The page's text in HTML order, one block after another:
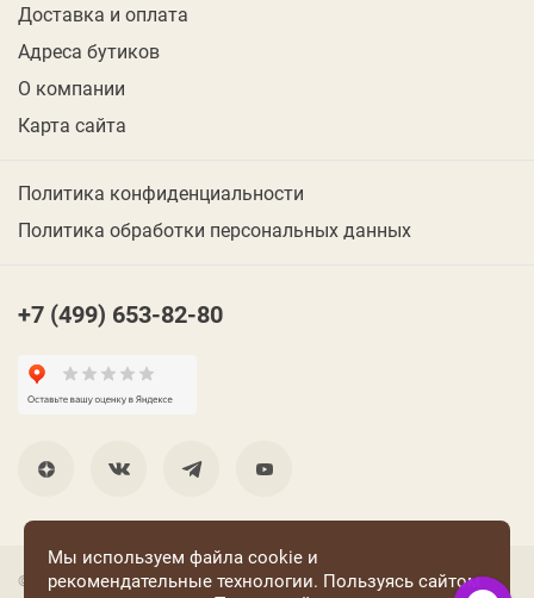
Доставка и оплата
Адреса бутиков
О компании
Карта сайта
Политика конфиденциальности
Политика обработки персональных данных
+7 (499) 653-82-80
© 2001 Группа компаний «Конфаэль»
Мы используем файла cookie и
рекомендательные технологии. Пользуясь сайтом